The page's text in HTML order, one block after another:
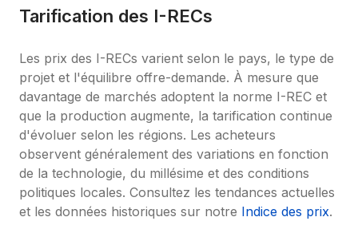
Tarification des I-RECs
Les prix des I-RECs varient selon le pays, le type de
projet et l'équilibre offre-demande. À mesure que
davantage de marchés adoptent la norme I-REC et
que la production augmente, la tarification continue
d'évoluer selon les régions. Les acheteurs
observent généralement des variations en fonction
de la technologie, du millésime et des conditions
politiques locales. Consultez les tendances actuelles
et les données historiques sur notre Indice des prix.